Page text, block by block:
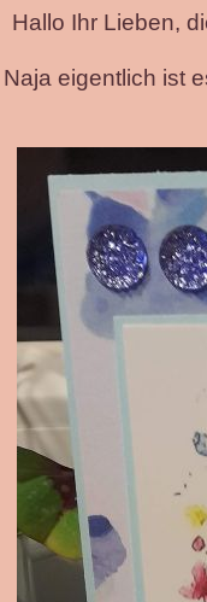
Hallo Ihr Lieben,
Naja eigentlich ist